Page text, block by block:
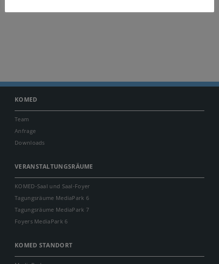
KOMED
Team
Anfrage
Downloads
VERANSTALTUNGSRÄUME
KOMED-Saal und Saal-Foyer
Tagungsräume MediaPark 6
Tagungsräume MediaPark 7
Foyers MediaPark 6
KOMED STANDORT